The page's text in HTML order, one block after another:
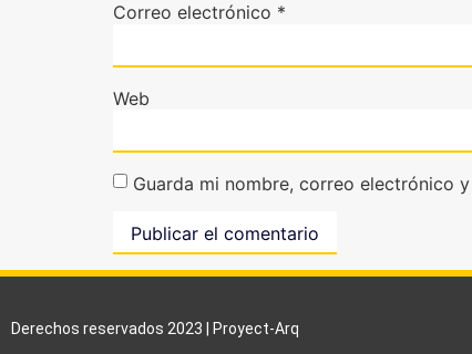
Correo electrónico *
Web
Guarda mi nombre, correo electrónico
Derechos reservados 2023 | Proyect-Arq